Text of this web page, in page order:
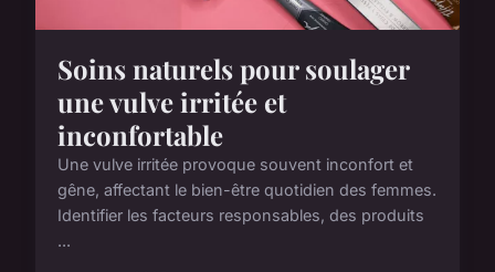
Soins naturels pour soulager
une vulve irritée et
inconfortable
Une vulve irritée provoque souvent inconfort et
gêne, affectant le bien-être quotidien des femmes.
Identifier les facteurs responsables, des produits
...